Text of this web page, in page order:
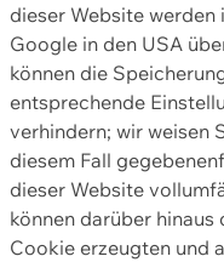
dieser Website werden
Google in den USA
können die
entsprechende
verhindern; wir weisen
diesem Fall
dieser Website
können darüber
Cookie erzeugten und